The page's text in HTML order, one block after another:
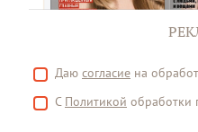
Даю согласие на
С Политикой обработки